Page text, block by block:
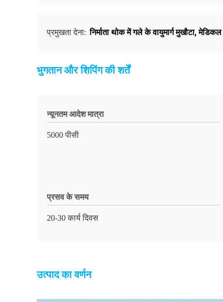
प्रमुखता देना: निर्माता थोक में गले के वायुमार्ग मुखौटा,मेडिकल
भुगतान और शिपिंग की शर्तें
न्यूनतम आदेश मात्रा
5000 पीसी
प्रसव के समय
20-30 कार्य दिवस
उत्पाद का वर्णन